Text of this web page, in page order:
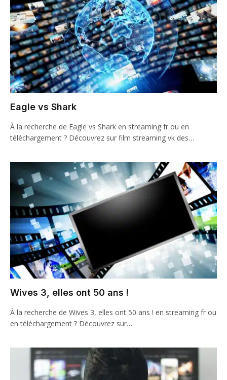
Eagle vs Shark
À la recherche de Eagle vs Shark en streaming fr ou en
téléchargement ? Découvrez sur film streaming vk des…
Wives 3, elles ont 50 ans !
À la recherche de Wives 3, elles ont 50 ans ! en streaming fr ou
en téléchargement ? Découvrez sur…